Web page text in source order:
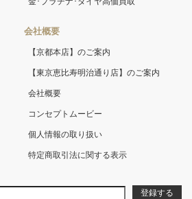
会社概要
【京都本店】のご案内
【東京恵比寿明治通り店】のご案内
会社概要
コンセプトムービー
個人情報の取り扱い
特定商取引法に関する表示